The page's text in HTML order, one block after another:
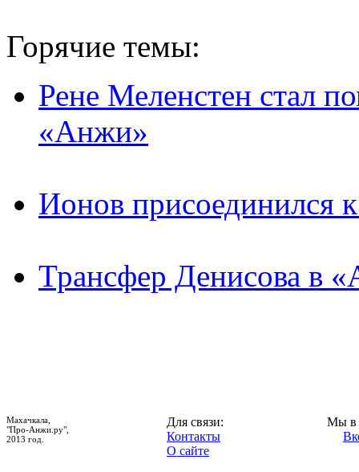
Горячие темы:
Рене Меленстен стал
«Анжи»
Ионов присоединился
Трансфер Денисова в
Махачкала,
"Про-Анжи.ру",
2013 год.
Для связи:
Контакты
О сайте
Мы в